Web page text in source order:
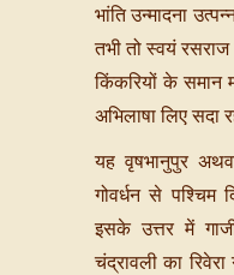
भांति उन्मादना
तभी तो स्वयं
किंकरियों के समान
अभिलाषा लिए सदा
यह वृषभानुपुर
गोवर्धन से पश्चिम
इसके उत्तर में
चंद्रावली का